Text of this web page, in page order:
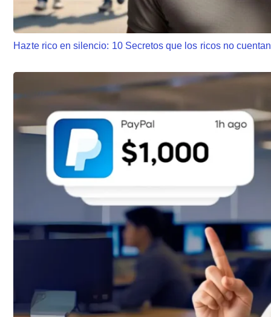
Hazte rico en silencio: 10 Secretos que los ricos no cuentan